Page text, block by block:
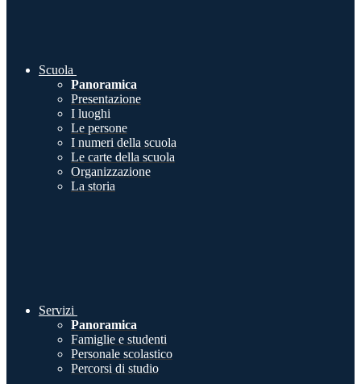
Scuola
Panoramica
Presentazione
I luoghi
Le persone
I numeri della scuola
Le carte della scuola
Organizzazione
La storia
Servizi
Panoramica
Famiglie e studenti
Personale scolastico
Percorsi di studio